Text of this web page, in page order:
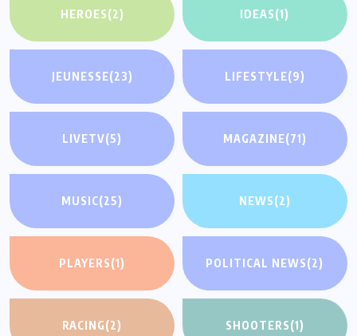
HEROES(2) IDEAS(1)
JEUNESSE(23) LIFESTYLE(9)
LIVETV(5) MAGAZINE(71)
MUSIC(25) NEWS(2)
PLAYERS(1) POLITICAL NEWS(2)
RACING(2) SHOOTERS(1)